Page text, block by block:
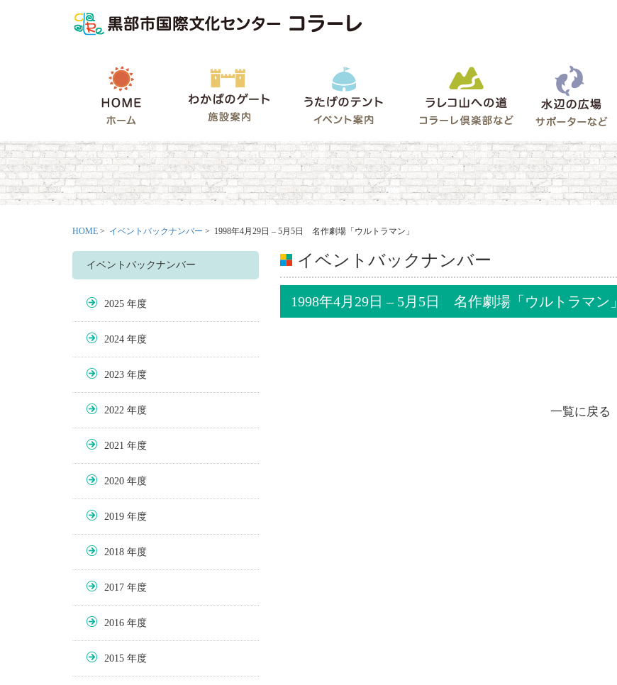
わかばのゲート ラレコ山への道
HOME > イベントバックナンバー > 1998年4月29日 – 5月5日 名作劇場「ウルトラマン」
イベントバックナンバー
2025
2024
2023
2022
2021
2020
2019
2018
2017
2016
2015
イベントバックナンバー
1998年4月29日 – 5月5日 名作劇場「ウルトラマン」
一覧に戻る